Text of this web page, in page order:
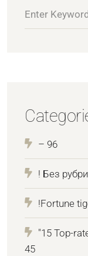
– 96
! Без
!Fortune
"15 Top-
45